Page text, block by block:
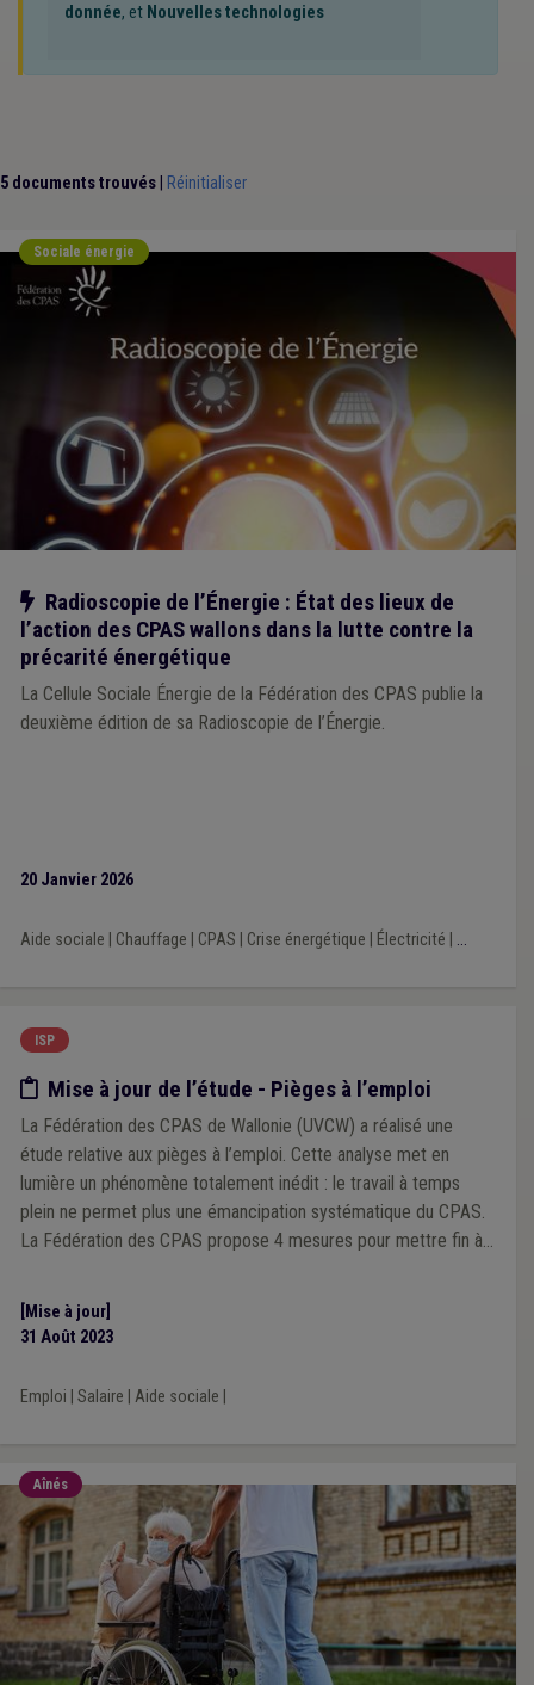
donnée, et Nouvelles technologies
5 documents trouvés Réinitialiser
Sociale énergie
Notre action
Radioscopie de l’Énergie : État des lieux de
l’action des CPAS wallons dans la lutte contre la
précarité énergétique
La Cellule Sociale Énergie de la Fédération des CPAS publie la
deuxième édition de sa Radioscopie de l’Énergie.
20 Janvier 2026
Aide sociale Chauffage CPAS Crise énergétique Électricité ...
ISP
Etude/chiffres
Mise à jour de l’étude - Pièges à l’emploi
La Fédération des CPAS de Wallonie (UVCW) a réalisé une
étude relative aux pièges à l’emploi. Cette analyse met en
lumière un phénomène totalement inédit : le travail à temps
plein ne permet plus une émancipation systématique du CPAS.
La Fédération des CPAS propose 4 mesures pour mettre fin à
des salaires les plus faibles.
[Mise à jour]
31 Août 2023
Emploi Salaire Aide sociale
Aînés